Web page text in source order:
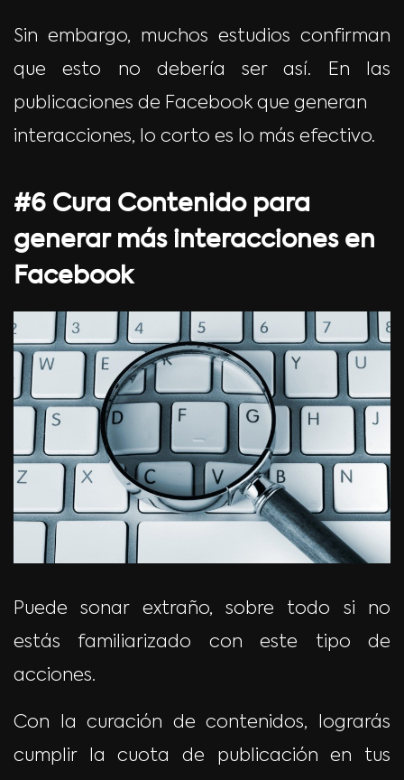
Sin embargo, muchos estudios confirman
que esto no debería ser así. En las
publicaciones de Facebook que generan
interacciones, lo corto es lo más efectivo.
#6 Cura Contenido para
generar más interacciones en
Facebook
Puede sonar extraño, sobre todo si no
estás familiarizado con este tipo de
acciones.
Con la curación de contenidos, lograrás
cumplir la cuota de publicación en tus